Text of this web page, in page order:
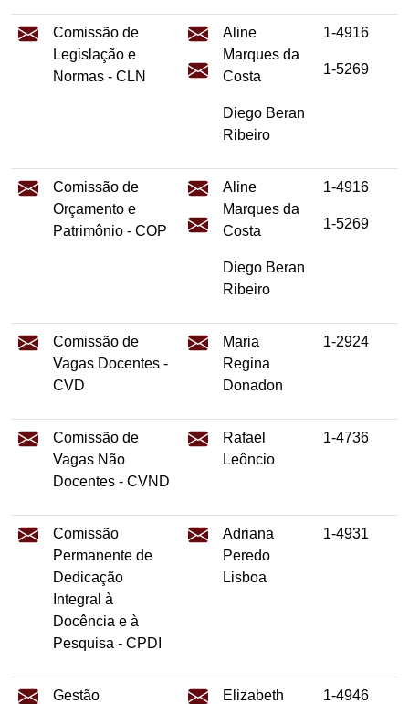
Comissão de
Legislação e
Normas - CLN
Aline
Marques da
Costa
Diego Beran
Ribeiro
1-4916
1-5269
Comissão de
Orçamento e
Patrimônio - COP
Aline
Marques da
Costa
Diego Beran
Ribeiro
1-4916
1-5269
Comissão de
Vagas Docentes -
CVD
Maria
Regina
Donadon
1-2924
Comissão de
Vagas Não
Docentes - CVND
Rafael
Leôncio
1-4736
Comissão
Permanente de
Dedicação
Integral à
Docência e à
Pesquisa - CPDI
Adriana
Peredo
Lisboa
1-4931
Gestão
Elizabeth
1-4946